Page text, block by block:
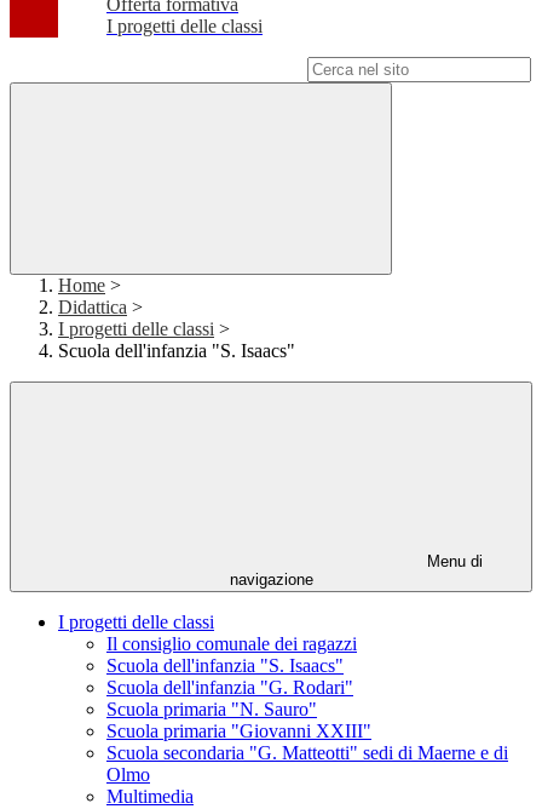
Offerta formativa
I progetti delle classi
Home >
Didattica >
I progetti delle classi >
Scuola dell'infanzia "S. Isaacs"
Menu di
navigazione
I progetti delle classi
Il consiglio comunale dei ragazzi
Scuola dell'infanzia "S. Isaacs"
Scuola dell'infanzia "G. Rodari"
Scuola primaria "N. Sauro"
Scuola primaria "Giovanni XXIII"
Scuola secondaria "G. Matteotti" sedi di Maerne e di
Olmo
Multimedia